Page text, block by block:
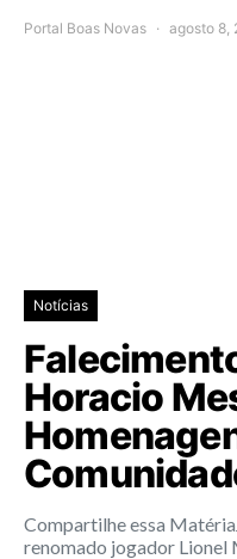
Portal Boas Novas agosto 8,
Notícias
Horacio
Compartilhe essa
renomado jogador Lionel